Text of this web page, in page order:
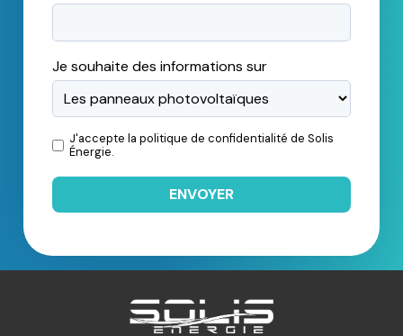
Je souhaite des informations sur
J'accepte la politique de confidentialité de Solis
Énergie.